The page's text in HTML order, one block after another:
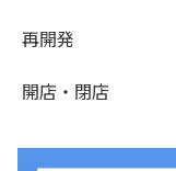
再開発
開店・閉店